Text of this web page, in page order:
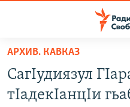
упрощенного
доступа
Вернуться
ПОДКАСТЫ
АРХИВ. КАВКАЗ
СагIудиязул
тIадекIанцIи